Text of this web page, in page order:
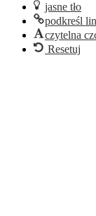
jasne tło
podkreśl
czytelna
Resetuj